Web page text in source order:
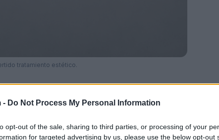
- Do Not Process My Personal Information
opt-out of the sale, sharing to third parties, or processing of your
for targeted advertising by us, please use the below opt-out
tratamiento estético.
AdhubMedia